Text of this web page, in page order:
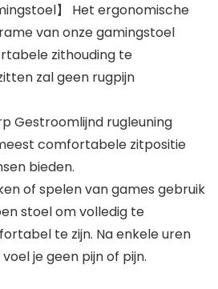
】 Het ergonomische
van onze gamingstoel
zithouding te
zal geen rugpijn
Gestroomlijnd rugleuning
comfortabele zitpositie
bieden.
of spelen van games gebruik
stoel om volledig te
te zijn. Na enkele uren
je geen pijn of pijn.